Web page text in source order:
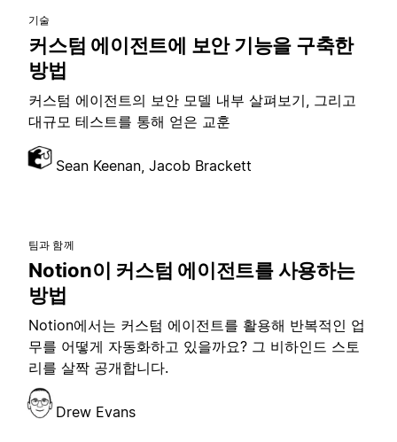
기술
커스텀 에이전트에 보안 기능을 구축한
방법
커스텀 에이전트의 보안 모델 내부 살펴보기, 그리고
대규모 테스트를 통해 얻은 교훈
Sean Keenan, Jacob Brackett
팀과 함께
Notion이 커스텀 에이전트를 사용하는
방법
Notion에서는 커스텀 에이전트를 활용해 반복적인 업
무를 어떻게 자동화하고 있을까요? 그 비하인드 스토
리를 살짝 공개합니다.
Drew Evans